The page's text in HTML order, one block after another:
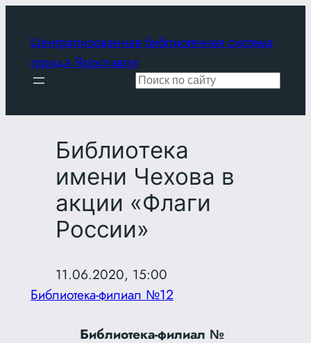
содержимому
Централизованная библиотечная система
города Ярославля
Поиск
Библиотека
имени Чехова в
акции «Флаги
России»
11.06.2020, 15:00
Библиотека-филиал №12
Библиотека-филиал №